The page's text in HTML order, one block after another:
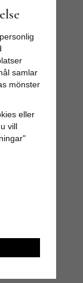
samlar
mönster
eller
vill